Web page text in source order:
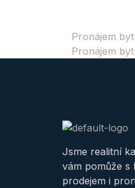
Pronájem
Pronájem
Jsme realitní
vám pomůže s
prodejem i